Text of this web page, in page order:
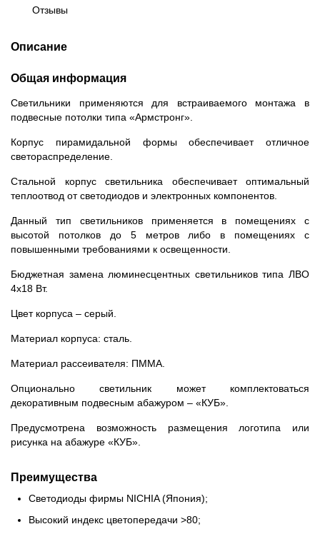
Отзывы
Описание
Общая информация
Светильники применяются для встраиваемого монтажа в
подвесные потолки типа «Армстронг».
Корпус пирамидальной формы обеспечивает отличное
светораспределение.
Стальной корпус светильника обеспечивает оптимальный
теплоотвод от светодиодов и электронных компонентов.
Данный тип светильников применяется в помещениях с
высотой потолков до 5 метров либо в помещениях с
повышенными требованиями к освещенности.
Бюджетная замена люминесцентных светильников типа ЛВО
4х18 Вт.
Цвет корпуса – серый.
Материал корпуса: сталь.
Материал рассеивателя: ПММА.
Опционально светильник может комплектоваться
декоративным подвесным абажуром – «КУБ».
Предусмотрена возможность размещения логотипа или
рисунка на абажуре «КУБ».
Преимущества
Светодиоды фирмы NICHIA (Япония);
Высокий индекс цветопередачи >80;